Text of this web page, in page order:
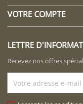
VOTRE COMPTE
LETTRE
Recevez nos offres